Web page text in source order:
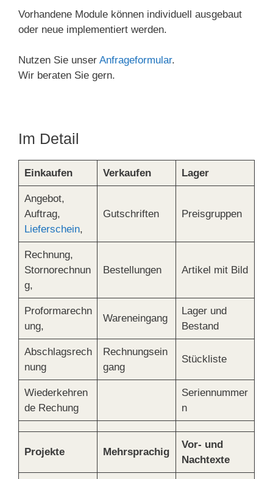
Vorhandene Module können individuell ausgebaut
oder neue implementiert werden.
Nutzen Sie unser Anfrageformular.
Wir beraten Sie gern.
Im Detail
Einkaufen Verkaufen Lager
Angebot,
Auftrag,
Lieferschein,
Gutschriften Preisgruppen
Rechnung,
Stornorechnun
g,
Bestellungen Artikel mit Bild
Proformarechn
ung,
Wareneingang
Lager und
Bestand
Abschlagsrech
nung
Rechnungsein
gang
Stückliste
Wiederkehren
de Rechung
Seriennummer
n
Projekte Mehrsprachig
Vor- und
Nachtexte